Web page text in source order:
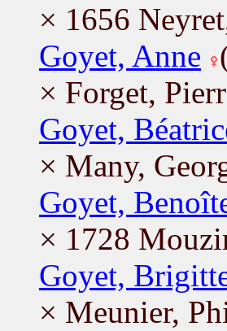
× 1656
Goyet, Anne
× Forget,
Goyet,
× Many,
Goyet,
× 1728
Goyet,
× Meunier,